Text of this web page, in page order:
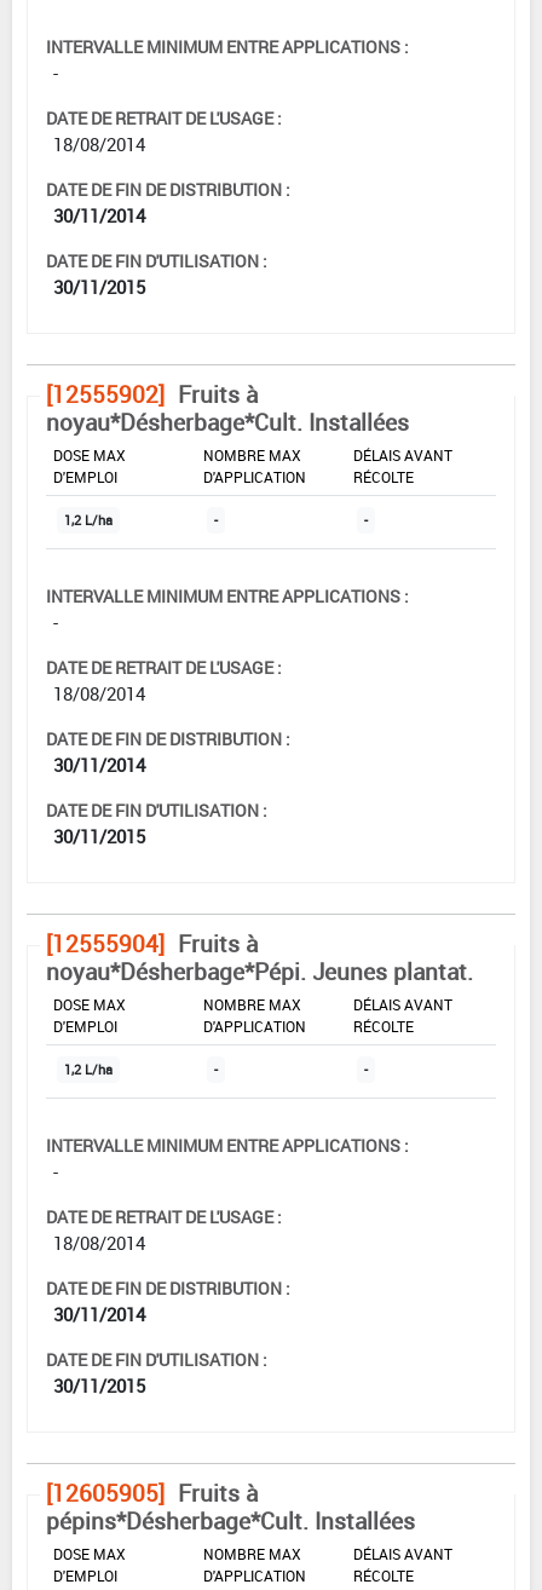
INTERVALLE MINIMUM ENTRE APPLICATIONS :
-
DATE DE RETRAIT DE L'USAGE :
18/08/2014
DATE DE FIN DE DISTRIBUTION :
30/11/2014
DATE DE FIN D'UTILISATION :
30/11/2015
[12555902] Fruits à
noyau*Désherbage*Cult. Installées
DOSE MAX
D'EMPLOI
NOMBRE MAX
D'APPLICATION
DÉLAIS AVANT
RÉCOLTE
1,2 L/ha - -
INTERVALLE MINIMUM ENTRE APPLICATIONS :
-
DATE DE RETRAIT DE L'USAGE :
18/08/2014
DATE DE FIN DE DISTRIBUTION :
30/11/2014
DATE DE FIN D'UTILISATION :
30/11/2015
[12555904] Fruits à
noyau*Désherbage*Pépi. Jeunes plantat.
DOSE MAX
D'EMPLOI
NOMBRE MAX
D'APPLICATION
DÉLAIS AVANT
RÉCOLTE
1,2 L/ha - -
INTERVALLE MINIMUM ENTRE APPLICATIONS :
-
DATE DE RETRAIT DE L'USAGE :
18/08/2014
DATE DE FIN DE DISTRIBUTION :
30/11/2014
DATE DE FIN D'UTILISATION :
30/11/2015
[12605905] Fruits à
pépins*Désherbage*Cult. Installées
DOSE MAX
D'EMPLOI
NOMBRE MAX
D'APPLICATION
DÉLAIS AVANT
RÉCOLTE